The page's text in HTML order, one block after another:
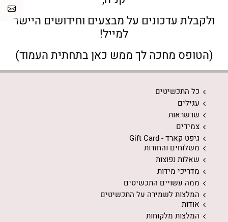
ולקבלת עדכונים על מבצעים וחידושים היישר
למייל!
(הטופס מחכה לך ממש כאן בתחתית העמוד)
כל התכשיטים
עגילים
שרשראות
צמידים
גיפט קארד - Gift Card
משלוחים והחזרות
שאלות נפוצות
מדריכי מידות
ממה עשויים התכשיטים
המלצות לשמירה על התכשיטים
אודות
המלצות מלקוחות